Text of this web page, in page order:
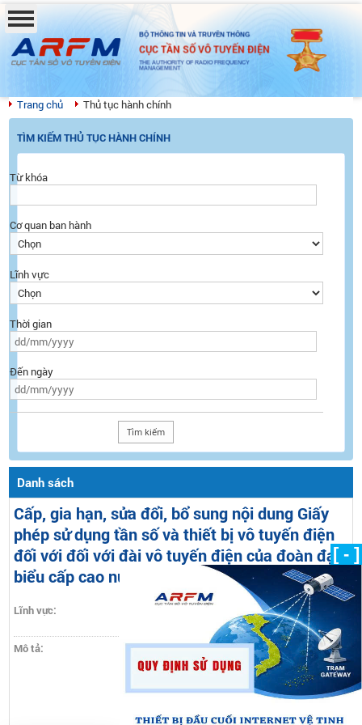
BỘ THÔNG TIN VÀ TRUYỀN THÔNG
CỤC TẦN SỐ VÔ TUYẾN ĐIỆN
THE AUTHORITY OF RADIO FREQUENCY
MANAGEMENT
Trang chủ Thủ tục hành chính
TÌM KIẾM THỦ TỤC HÀNH CHÍNH
Từ khóa
Cơ quan ban hành
Lĩnh vực
Thời gian
Đến ngày
Danh sách
Cấp, gia hạn, sửa đổi, bổ sung nội dung Giấy
phép sử dụng tần số và thiết bị vô tuyến điện
đối với đối với đài vô tuyến điện của đoàn đại
biểu cấp cao nước ngoài
Lĩnh vực:
Đại biểu cấp cao nước ngoài miễn trừ ngoại
Mô tả:
Cấp, gia hạn, sửa đổi, bổ sung nội dung Giấy
phép sử dụng tần số và thiết bị vô tuyến điện
đối với đối với đài vô tuyến điện của đoàn đại
biểu cấp cao nước ngoài được hưởng quy chế
ngoài đi theo phục vụ đoàn (trừ đài vệ tinh trái
[ - ]